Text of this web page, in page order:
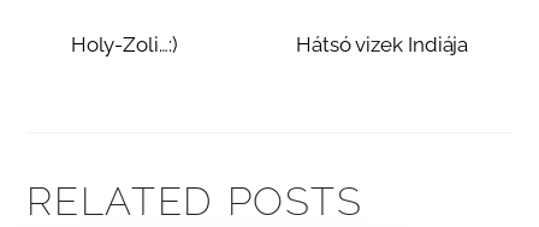
Holy-Zoli…:) Hátsó vizek Indiája
RELATED POSTS